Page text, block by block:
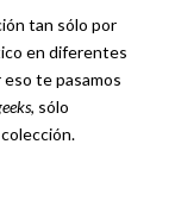
tan sólo por
en diferentes
te pasamos
, sólo